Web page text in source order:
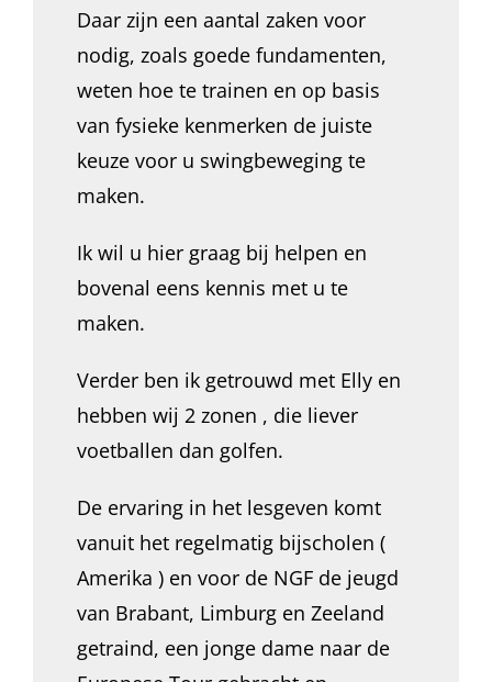
Daar zijn een aantal zaken voor
nodig, zoals goede fundamenten,
weten hoe te trainen en op basis
van fysieke kenmerken de juiste
keuze voor u swingbeweging te
maken.
Ik wil u hier graag bij helpen en
bovenal eens kennis met u te
maken.
Verder ben ik getrouwd met Elly en
hebben wij 2 zonen , die liever
voetballen dan golfen.
De ervaring in het lesgeven komt
vanuit het regelmatig bijscholen (
Amerika ) en voor de NGF de jeugd
van Brabant, Limburg en Zeeland
getraind, een jonge dame naar de